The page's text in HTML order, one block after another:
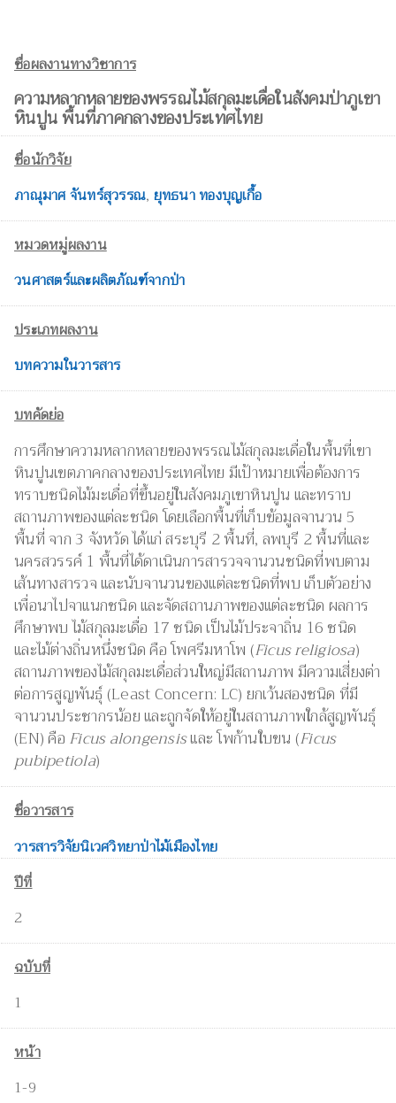
ชื่อผลงานทางวิชาการ
ความหลากหลายของพรรณไม้สกุลมะเดื่อในสังคมป่าภูเขา
หินปูน พื้นที่ภาคกลางของประเทศไทย
ชื่อนักวิจัย
ภาณุมาศ จันทร์สุวรรณ, ยุทธนา ทองบุญเกื้อ
หมวดหมู่ผลงาน
วนศาสตร์และผลิตภัณฑ์จากป่า
ประเภทผลงาน
บทความในวารสาร
บทคัดย่อ
การศึกษาความหลากหลายของพรรณไม้สกุลมะเดื่อในพื้นที่เขา
หินปูนเขตภาคกลางของประเทศไทย มีเป้าหมายเพื่อต้องการ
ทราบชนิดไม้มะเดื่อที่ขึ้นอยู่ในสังคมภูเขาหินปูน และทราบ
สถานภาพของแต่ละชนิด โดยเลือกพื้นที่เก็บข้อมูลจานวน 5
พื้นที่ จาก 3 จังหวัด ได้แก่ สระบุรี 2 พื้นที่, ลพบุรี 2 พื้นที่และ
นครสวรรค์ 1 พื้นที่ได้ดาเนินการสารวจจานวนชนิดที่พบตาม
เส้นทางสารวจ และนับจานวนของแต่ละชนิดที่พบ เก็บตัวอย่าง
เพื่อนาไปจาแนกชนิด และจัดสถานภาพของแต่ละชนิด ผลการ
ศึกษาพบ ไม้สกุลมะเดื่อ 17 ชนิด เป็นไม้ประจาถิ่น 16 ชนิด
และไม้ต่างถิ่นหนึ่งชนิด คือ โพศรีมหาโพ (Ficus religiosa)
สถานภาพของไม้สกุลมะเดื่อส่วนใหญ่มีสถานภาพ มีความเสี่ยงต่า
ต่อการสูญพันธุ์ (Least Concern: LC) ยกเว้นสองชนิด ที่มี
จานวนประชากรน้อย และถูกจัดให้อยู่ในสถานภาพใกล้สูญพันธุ์
(EN) คือ Ficus alongensisและ โพก้านใบขน (Ficus
pubipetiola)
ชื่อวารสาร
วารสารวิจัยนิเวศวิทยาป่าไม้เมืองไทย
ปีที่
2
ฉบับที่
1
หน้า
1-9